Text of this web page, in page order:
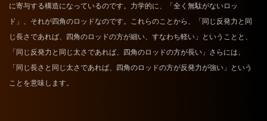
に寄与する構造になっているのです。力学的に、「全く無駄がないロッ
ド」、それが四角のロッドなのです。これらのことから、「同じ反発力と同
じ長さであれば、四角のロッドの方が細い、すなわち軽い」ということと、
「同じ反発力と同じ太さであれば、四角のロッドの方が長い」さらには、
「同じ長さと同じ太さであれば、四角のロッドの方が反発力が強い」という
ことを意味します。